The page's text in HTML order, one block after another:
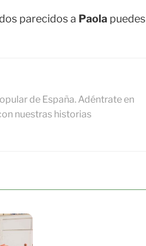
parecidos a Paola puedes
de España. Adéntrate en
nuestras historias